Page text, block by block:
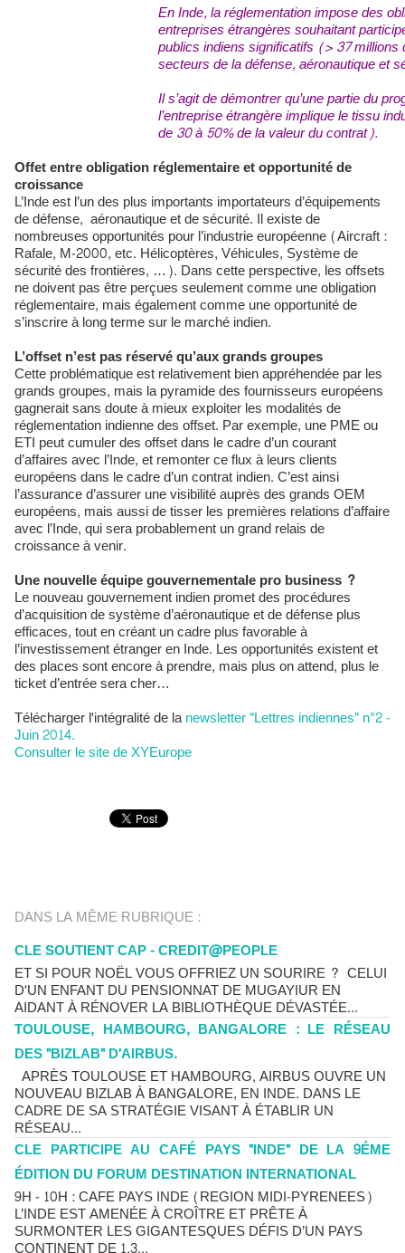
En Inde, la réglementation impose des
entreprises étrangères souhaitant
publics indiens significatifs (> 37 millions
secteurs de la défense, aéronautique et
Il s’agit de démontrer qu’une partie du
l’entreprise étrangère implique le tissu
de 30 à 50% de la valeur du contrat).
Offet entre obligation réglementaire et opportunité de
croissance
L’Inde est l’un des plus importants importateurs d’équipements
de défense, aéronautique et de sécurité. Il existe de
nombreuses opportunités pour l’industrie européenne (Aircraft :
Rafale, M-2000, etc. Hélicoptères, Véhicules, Système de
sécurité des frontières, …). Dans cette perspective, les offsets
ne doivent pas être perçues seulement comme une obligation
réglementaire, mais également comme une opportunité de
s’inscrire à long terme sur le marché indien.
L’offset n’est pas réservé qu’aux grands groupes
Cette problématique est relativement bien appréhendée par les
grands groupes, mais la pyramide des fournisseurs européens
gagnerait sans doute à mieux exploiter les modalités de
réglementation indienne des offset. Par exemple, une PME ou
ETI peut cumuler des offset dans le cadre d’un courant
d’affaires avec l’Inde, et remonter ce flux à leurs clients
européens dans le cadre d’un contrat indien. C’est ainsi
l’assurance d’assurer une visibilité auprès des grands OEM
européens, mais aussi de tisser les premières relations d’affaire
avec l’Inde, qui sera probablement un grand relais de
croissance à venir.
Une nouvelle équipe gouvernementale pro business ?
Le nouveau gouvernement indien promet des procédures
d’acquisition de système d’aéronautique et de défense plus
efficaces, tout en créant un cadre plus favorable à
l’investissement étranger en Inde. Les opportunités existent et
des places sont encore à prendre, mais plus on attend, plus le
ticket d’entrée sera cher…
Télécharger l'intégralité de lanewsletter "Lettres indiennes" n°2 -
Juin 2014.
Consulter le site de XYEurope
DANS LA MÊME RUBRIQUE :
CLE SOUTIENT CAP - CREDIT@PEOPLE
ET SI POUR NOËL VOUS OFFRIEZ UN SOURIRE ? CELUI
D'UN ENFANT DU PENSIONNAT DE MUGAYIUR EN
AIDANT À RÉNOVER LA BIBLIOTHÈQUE DÉVASTÉE...
TOULOUSE, HAMBOURG, BANGALORE : LE RÉSEAU
DES "BIZLAB" D'AIRBUS.
APRÈS TOULOUSE ET HAMBOURG, AIRBUS OUVRE UN
NOUVEAU BIZLAB À BANGALORE, EN INDE. DANS LE
CADRE DE SA STRATÉGIE VISANT À ÉTABLIR UN
RÉSEAU...
CLE PARTICIPE AU CAFÉ PAYS "INDE" DE LA 9ÉME
ÉDITION DU FORUM DESTINATION INTERNATIONAL
9H - 10H : CAFE PAYS INDE (REGION MIDI-PYRENEES)
L’INDE EST AMENÉE À CROÎTRE ET PRÊTE À
SURMONTER LES GIGANTESQUES DÉFIS D’UN PAYS